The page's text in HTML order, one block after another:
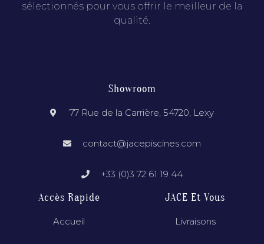
sélectionnés pour vous offrir le meilleur de la
qualité.
Showroom
77 Rue de la Carrière, 54720, Lexy
contact@jacepiscines.com
+33 (0)3 72 61 19 44
Accès Rapide
Accueil
JACE Et Vous
Livraisons